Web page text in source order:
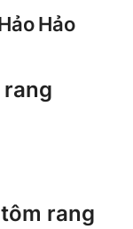
Hảo
rang
rang